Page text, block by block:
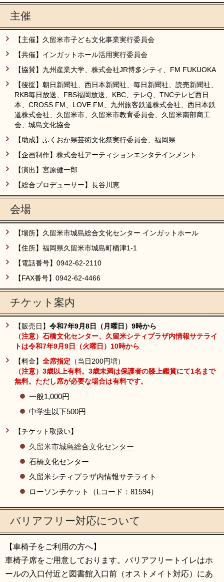
主催
【主催】久留米市子ども文化事業実行委員会
【共催】インガットホール活用実行委員会
【協賛】九州産業大学、株式会社JR博多シティ、FM FUKUOKA
【後援】朝日新聞社、西日本新聞社、毎日新聞社、読売新聞社、
RKB毎日放送、FBS福岡放送、KBC、テレQ、TNCテレビ西日
本、CROSS FM、LOVE FM、九州旅客鉄道株式会社、西日本鉄
道株式会社、久留米市、久留米市教育委員会、久留米南部商工
会、城島文化協会
【助成】ふくおか県芸術文化祭実行委員会、福岡県
【企画制作】株式会社アーティションエンタテインメント
【演出】宮原健一郎
【総合プロデューサー】長谷川恵
会場
【場所】久留米市城島総合文化センター インガットホール
【住所】福岡県久留米市城島町楢津1-1
【電話番号】0942-62-2110
【FAX番号】0942-62-4466
チケット案内
【販売日】 令和7年9月8日（月曜日）9時から
（注意）石橋文化センター、久留米シティプラザ内情報サテライ
トは令和7年9月9日（火曜日）10時から
【料金】 全席指定 （当日200円増）
（注意）3歳以上有料。3歳未満は保護者の膝上鑑賞にて1名まで
無料。ただし席が必要な場合は有料です。
一般1,000円
中学生以下500円
【チケット取扱い】
​久留米市城島総合文化センター
石橋文化センター
久留米シティプラザ内情報サテライト
ローソンチケット（Lコード：81594）
バリアフリー対応について
【車椅子をご利用の方へ】
車椅子席をご用意しております。バリアフリートイレはホ
ールの入口付近と図書館入口前（オストメイト対応）にあ